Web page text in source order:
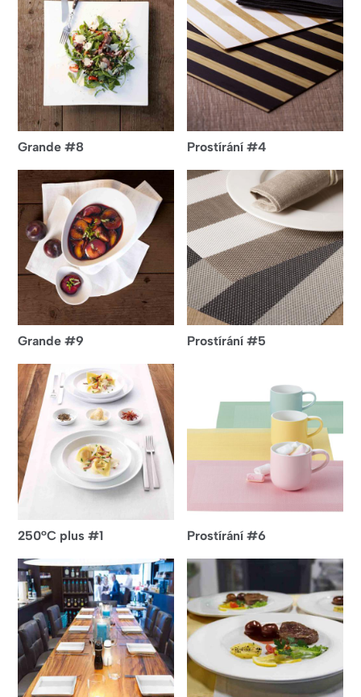
Grande #8 Prostírání #4
Grande #9 Prostírání #5
250°C plus #1 Prostírání #6